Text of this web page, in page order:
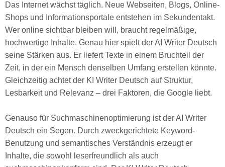
Das Internet wächst täglich. Neue Webseiten, Blogs, Online-
Shops und Informationsportale entstehen im Sekundentakt.
Wer online sichtbar bleiben will, braucht regelmäßige,
hochwertige Inhalte. Genau hier spielt der AI Writer Deutsch
seine Stärken aus. Er liefert Texte in einem Bruchteil der
Zeit, in der ein Mensch denselben Umfang erstellen könnte.
Gleichzeitig achtet der KI Writer Deutsch auf Struktur,
Lesbarkeit und Relevanz – drei Faktoren, die Google liebt.
Genauso für Suchmaschinenoptimierung ist der AI Writer
Deutsch ein Segen. Durch zweckgerichtete Keyword-
Benutzung und semantisches Verständnis erzeugt er
Inhalte, die sowohl leserfreundlich als auch